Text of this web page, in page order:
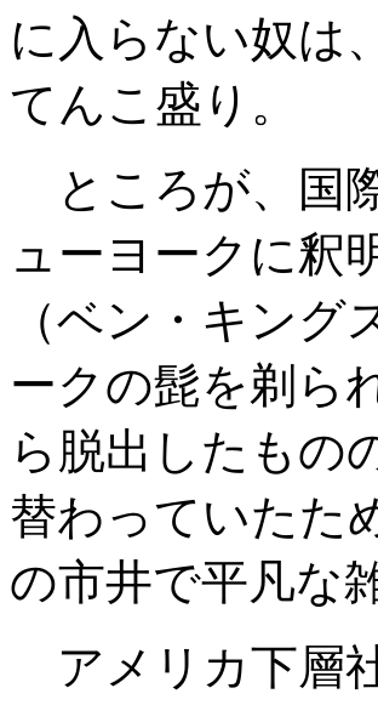
に入らない奴は
てんこ盛り。
ところが、国
ューヨークに釈
（ベン・キン
ークの髭を剃ら
ら脱出したもの
替わっていたた
の市井で平凡な
アメリカ下層